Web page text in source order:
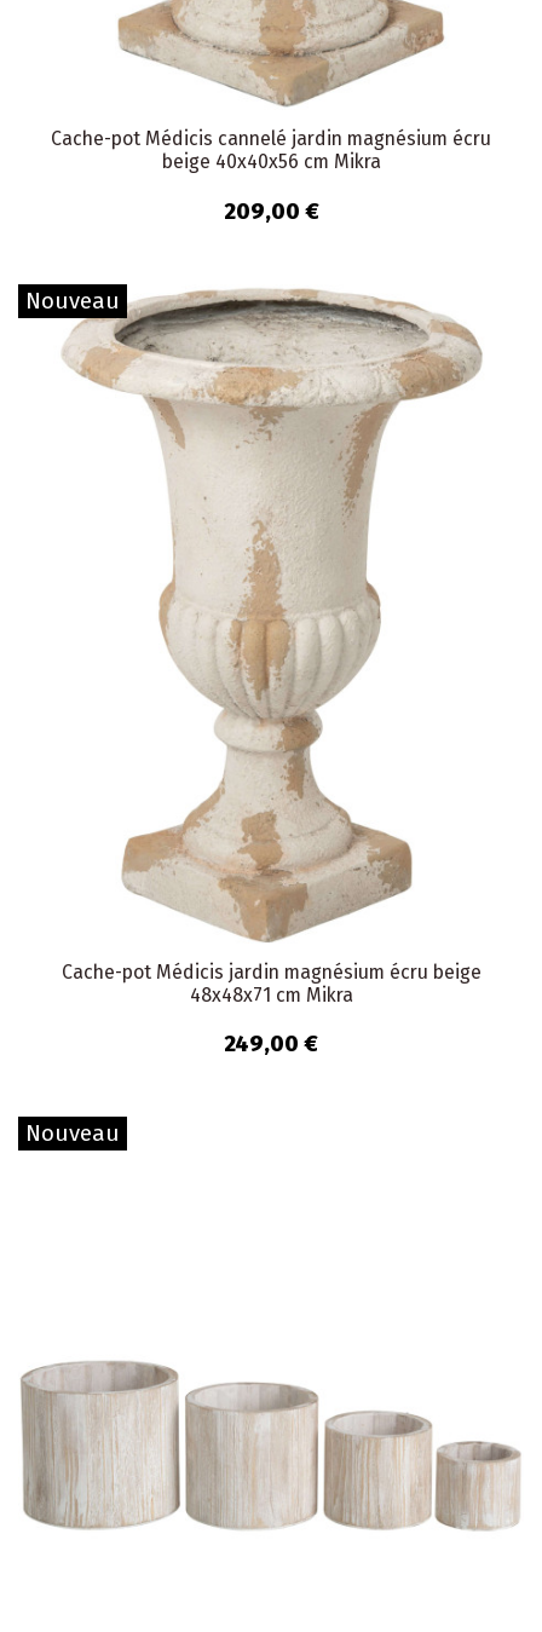
Cache-pot Médicis cannelé jardin magnésium écru
beige 40x40x56 cm Mikra
209,00 €
Nouveau
Cache-pot Médicis jardin magnésium écru beige
48x48x71 cm Mikra
249,00 €
Nouveau